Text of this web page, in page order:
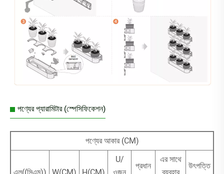
পণ্যের প্যারামিটার (স্পেসিফিকেশন)
পণ্যের আকার (CM)
U/
প্রধান
এর সাথে
উৎপত্তি